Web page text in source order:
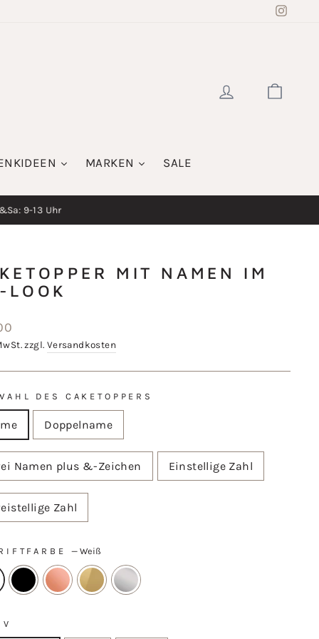
MARKEN SALE
9-13 Uhr
MIT NAMEN IM
LOOK
zzgl. Versandkosten
DES CAKETOPPERS
Doppelname
Namen plus &-Zeichen Einstellige Zahl
Zahl
— Weiß